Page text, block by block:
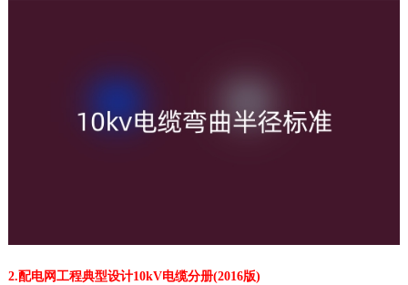
2.配电网工程典型设计10kV电缆分册(2016版)